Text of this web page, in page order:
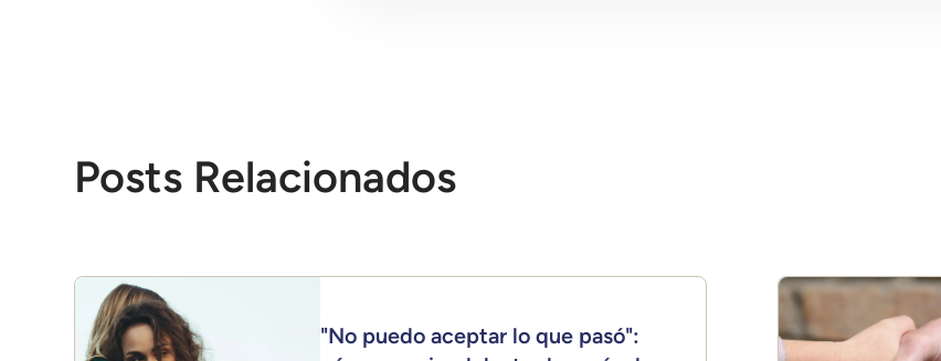
Posts Relacionados
"No puedo aceptar lo que pasó":